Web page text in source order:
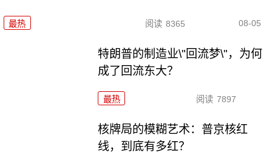
最热 阅读 8365 08-05
特朗普的制造业\"回流梦\"，为何
成了回流东大？
最热 阅读 7897
核牌局的模糊艺术：普京核红
线，到底有多红？